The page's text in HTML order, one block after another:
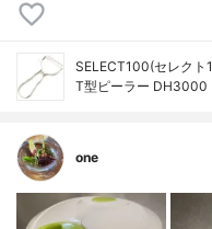
SELECT100(セレクト
T型ピーラー DH3000
one